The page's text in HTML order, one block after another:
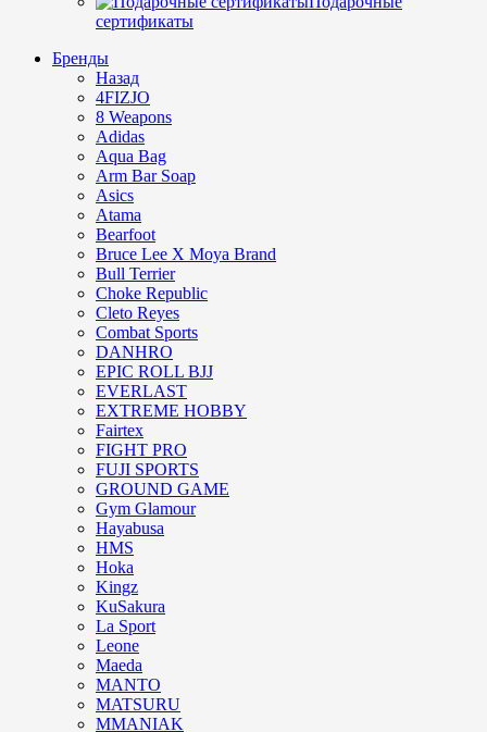
сертификаты
Бренды
Назад
4FIZJO
8 Weapons
Adidas
Aqua Bag
Arm Bar Soap
Asics
Atama
Bearfoot
Bruce Lee X Moya Brand
Bull Terrier
Choke Republic
Cleto Reyes
Combat Sports
DANHRO
EPIC ROLL BJJ
EVERLAST
EXTREME HOBBY
Fairtex
FIGHT PRO
FUJI SPORTS
GROUND GAME
Gym Glamour
Hayabusa
HMS
Hoka
Kingz
KuSakura
La Sport
Leone
Maeda
MANTO
MATSURU
MMANIAK